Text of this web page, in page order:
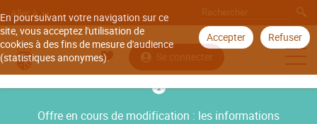
En poursuivant votre navigation sur ce
site, vous acceptez l'utilisation de
cookies à des fins de mesure d'audience
(statistiques anonymes).
Accepter Refuser
Aller à
Se connecter
Offre en cours de modification : les informations